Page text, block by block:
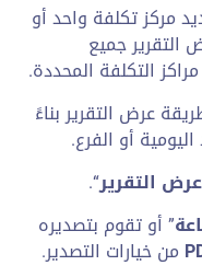
مركز تكلفة واحد أو
التقرير جميع
التكلفة المحددة.
عرض التقرير بناءً
أو الفرع.
عرض التقرير“.
” أو تقوم بتصديره
من خيارات التصدير.